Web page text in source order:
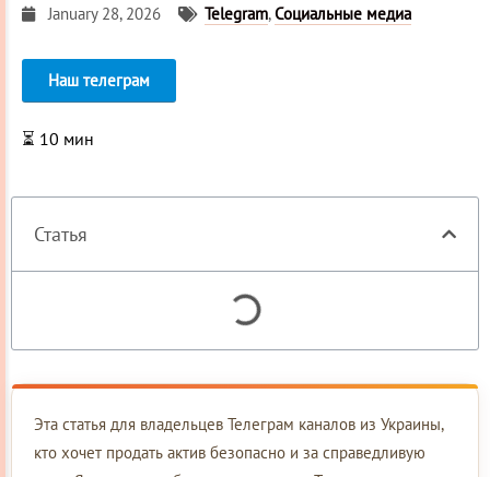
January 28, 2026 Telegram,Социальные медиа
Наш телеграм
⏳ 10 мин
Статья
Эта статья для владельцев Телеграм каналов из Украины,
кто хочет продать актив безопасно и за справедливую